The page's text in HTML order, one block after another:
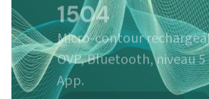
Micro-contour
OVP, Bluetooth, niveau
App.